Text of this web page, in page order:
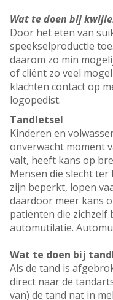
Wat te doen bij
Door het eten van
speekselproductie
daarom zo min
of cliënt zo veel
klachten contact op
logopedist.
Tandletsel
Kinderen en
onverwacht moment
valt, heeft kans op
Mensen die slecht
zijn beperkt, lopen
daardoor meer kans
patiënten die zichzelf
automutilatie.
Wat te doen bij
Als de tand is
direct naar de
van) de tand nat in